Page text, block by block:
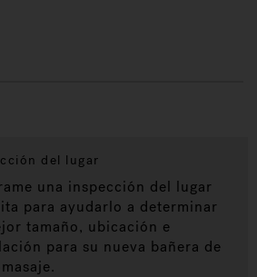
del lugar
una inspección del lugar
para ayudarlo a determinar
tamaño, ubicación e
para su nueva bañera de